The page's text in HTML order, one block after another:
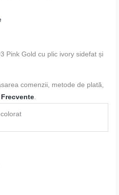
Pink Gold cu plic ivory sidefat și
comenzii, metode de plată,
Frecvente.